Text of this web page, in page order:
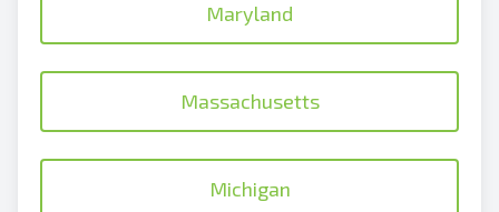
Maryland
Massachusetts
Michigan